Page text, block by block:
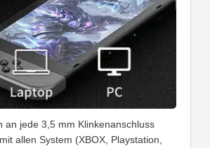
an jede 3,5 mm Klinkenanschluss
allen System (XBOX, Playstation,